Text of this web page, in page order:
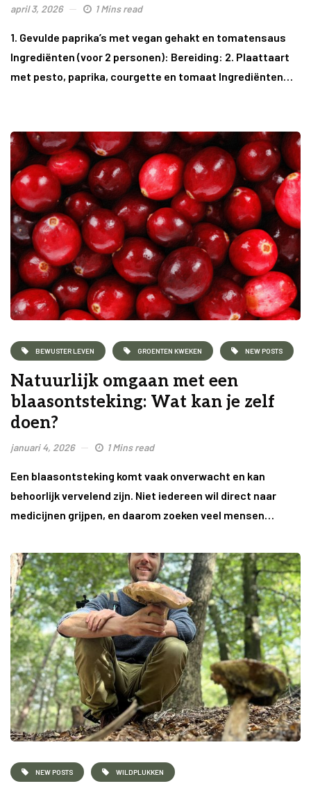
april 3, 2026 1 Mins read
1. Gevulde paprika’s met vegan gehakt en tomatensaus
Ingrediënten (voor 2 personen): Bereiding: 2. Plaattaart
met pesto, paprika, courgette en tomaat Ingrediënten…
BEWUSTER LEVEN GROENTEN KWEKEN NEW POSTS
Natuurlijk omgaan met een
blaasontsteking: Wat kan je zelf
doen?
januari 4, 2026 1 Mins read
Een blaasontsteking komt vaak onverwacht en kan
behoorlijk vervelend zijn. Niet iedereen wil direct naar
medicijnen grijpen, en daarom zoeken veel mensen…
NEW POSTS WILDPLUKKEN